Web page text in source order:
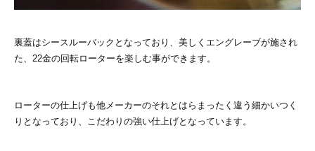
裏蓋はシースルーバックとなっており、美しくエングレーブが施され
た、22金の回転ローターを楽しむ事ができます。
ローターの仕上げも他メーカーのそれとはらまったく違う細かいつく
りとなっており、こだわりの強い仕上げとなっています。